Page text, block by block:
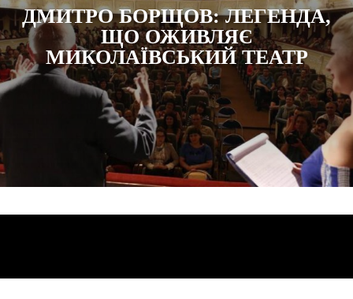
ДМИТРО БОРЩОВ: ЛЕГЕНДА,
ЩО ОЖИВЛЯЄ
МИКОЛАЇВСЬКИЙ ТЕАТР